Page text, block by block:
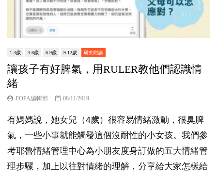
1-3歲 3-6歲 6-9歲 9-12歲 研究咁講
讓孩子有好脾氣，用RULER教他們認識情
緒
POPA編輯部 08/11/2019
有媽媽說，她女兒（4歲）很容易情緒激動，很臭脾
氣，一些小事就能觸發這個沒耐性的小女孩。我們參
考耶魯情緒管理中心為小朋友度身訂做的五大情緒管
理步驟，加上以往對情緒的理解，分享給大家怎樣給